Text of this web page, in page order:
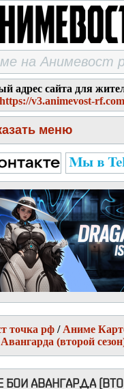
адрес сайта для
https://v3.animevost-
меню
точка рф / Аниме
Авангарда (второй
БОИ АВАНГАРДА